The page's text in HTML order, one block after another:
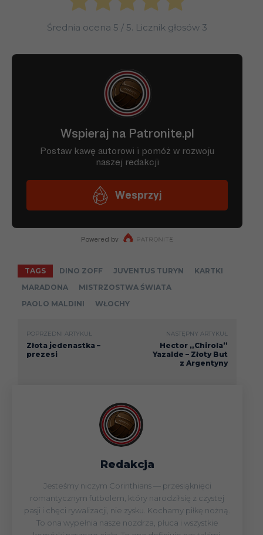
Średnia ocena 5 / 5. Licznik głosów 3
TAGS DINO ZOFF JUVENTUS TURYN
KARTKI
MARADONA
MISTRZOSTWA ŚWIATA
PAOLO MALDINI
WŁOCHY
POPRZEDNI ARTYKUŁ
Złota jedenastka –
prezesi
NASTĘPNY ARTYKUŁ
Hector „Chirola”
Yazalde – Złoty But
z Argentyny
Redakcja
Jesteśmy niczym Corinthians — przesiąknięci
romantycznym futbolem, który narodził się z czystej
pasji i chęci rywalizacji, nie zysku. Kochamy piłkę nożną.
To ona wypełnia nasze nozdrza, płuca i wszystkie